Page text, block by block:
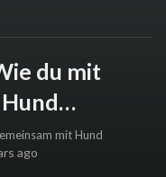
du mit
kannst auch
mit Hund
ago